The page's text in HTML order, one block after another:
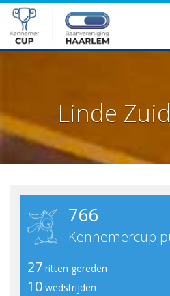
Linde
766
Kennemercup
27 ritten gereden
10 wedstrijden